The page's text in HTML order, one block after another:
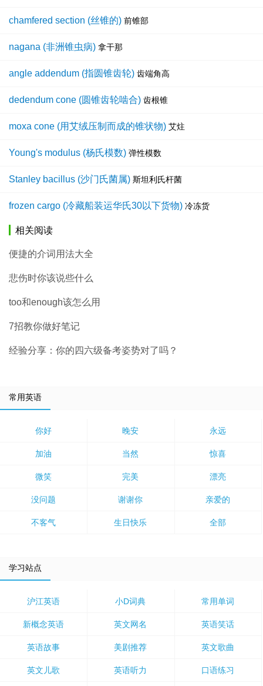
chamfered section (丝锥的) 前锥部
nagana (非洲锥虫病) 拿干那
angle addendum (指圆锥齿轮) 齿端角高
dedendum cone (圆锥齿轮啮合) 齿根锥
moxa cone (用艾绒压制而成的锥状物) 艾炷
Young's modulus (杨氏模数) 弹性模数
Stanley bacillus (沙门氏菌属) 斯坦利氏杆菌
frozen cargo (冷藏船装运华氏30以下货物) 冷冻货
相关阅读
便捷的介词用法大全
悲伤时你该说些什么
too和enough该怎么用
7招教你做好笔记
经验分享：你的四六级备考姿势对了吗？
常用英语
你好 晚安 永远
加油 当然 惊喜
微笑 完美 漂亮
没问题 谢谢你 亲爱的
不客气 生日快乐 全部
学习站点
沪江英语 小D词典 常用单词
新概念英语 英文网名 英语笑话
英语故事 美剧推荐 英文歌曲
英文儿歌 英语听力 口语练习